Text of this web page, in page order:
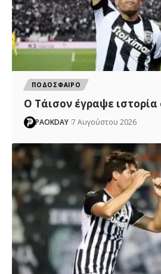
ΠΟΔΟΣΦΑΙΡΟ
Ο Τάισον έγραψε
PAOKDAY 7 Αυγούστου 2026